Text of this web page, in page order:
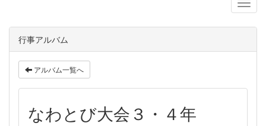
行事アルバム
アルバム一覧へ
なわとび大会３・４年